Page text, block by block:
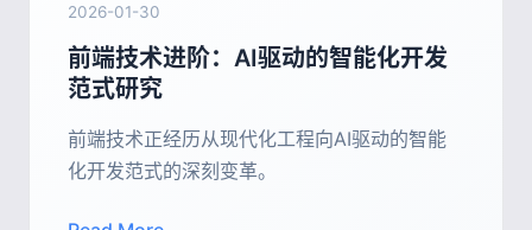
2026-01-30
前端技术进阶：AI驱动的智能化开发
范式研究
前端技术正经历从现代化工程向AI驱动的智能
化开发范式的深刻变革。